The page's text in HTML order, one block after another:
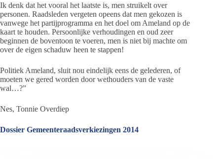
Ik denk dat het vooral het laatste is, men struikelt over
personen. Raadsleden vergeten opeens dat men gekozen is
vanwege het partijprogramma en het doel om Ameland op de
kaart te houden. Persoonlijke verhoudingen en oud zeer
beginnen de boventoon te voeren, men is niet bij machte om
over de eigen schaduw heen te stappen!
Politiek Ameland, sluit nou eindelijk eens de gelederen, of
moeten we gered worden door wethouders van de vaste
wal…?”
Nes, Tonnie Overdiep
Dossier Gemeenteraadsverkiezingen 2014